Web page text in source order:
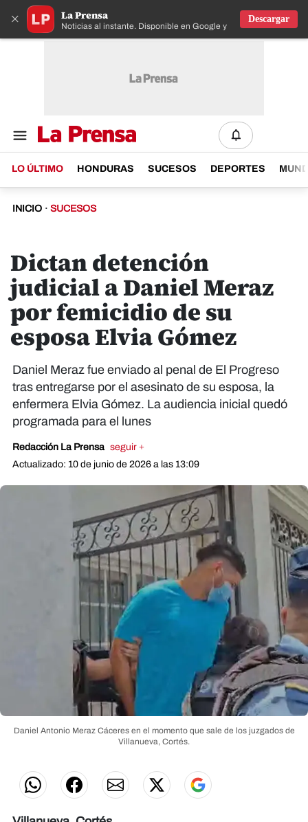
× La Prensa
Noticias al instante. Disponible en Google y IOS
Descargar
LO ÚLTIMO HONDURAS SUCESOS DEPORTES
INICIO · SUCESOS
Dictan detención
judicial a Daniel Meraz
por femicidio de su
esposa Elvia Gómez
Daniel Meraz fue enviado al penal de El Progreso
tras entregarse por el asesinato de su esposa, la
enfermera Elvia Gómez. La audiencia inicial quedó
programada para el lunes
Redacción La Prensa seguir +
Actualizado: 10 de junio de 2026 a las 13:09
Daniel Antonio Meraz Cáceres en el momento que sale de los juzgados de
Villanueva, Cortés.